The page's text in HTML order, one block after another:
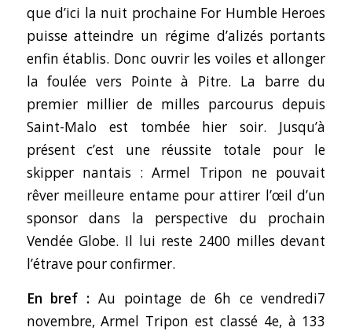
que d’ici la nuit prochaine For Humble Heroes
puisse atteindre un régime d’alizés portants
enfin établis. Donc ouvrir les voiles et allonger
la foulée vers Pointe à Pitre. La barre du
premier millier de milles parcourus depuis
Saint-Malo est tombée hier soir. Jusqu’à
présent c’est une réussite totale pour le
skipper nantais : Armel Tripon ne pouvait
rêver meilleure entame pour attirer l’œil d’un
sponsor dans la perspective du prochain
Vendée Globe. Il lui reste 2400 milles devant
l’étrave pour confirmer.
En bref :Au pointage de 6h ce vendredi7
novembre, Armel Tripon est classé 4e, à 133